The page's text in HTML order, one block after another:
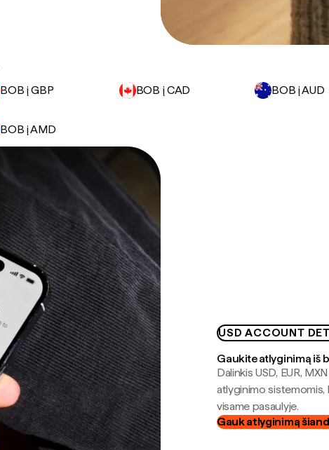
BOB į GBP BOB į CAD BOB į AUD
BOB į AMD
USD ACCOUNT
Gaukite atlyginimą iš
Dalinkis USD, EUR,
atlyginimo
visame pasaulyje.
Gauk atlyginimą